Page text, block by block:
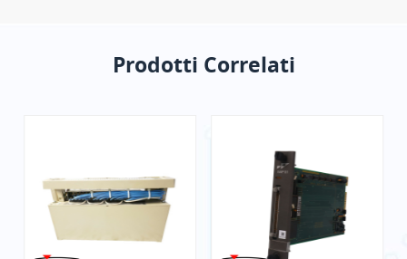
Prodotti Correlati